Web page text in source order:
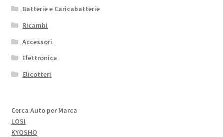
Batterie e Caricabatterie
Ricambi
Accessori
Elettronica
Elicotteri
Cerca Auto per Marca
LOSI
KYOSHO